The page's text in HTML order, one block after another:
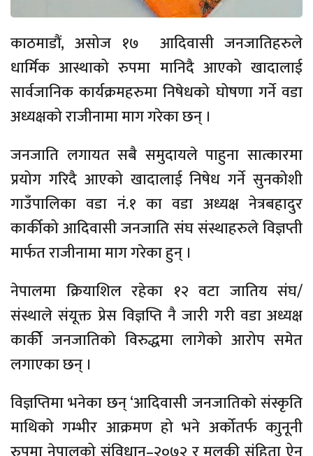
काठमाडौं, असोज १७ आदिवासी जनजातिहरुले
धार्मिक आस्थाको रुपमा मानिदै आएको खादालाई
सार्वजानिक कार्यक्रमहरुमा निषेधको घोषणा गर्ने वडा
अध्यक्षको राजीनामा माग गरेका छन् ।
जनजाति लगायत सबै समुदायले पाहुना सात्कारमा
प्रयोग गरिदै आएको खादालाई निषेध गर्ने सुनकोशी
गाउँपालिका वडा नं.१ का वडा अध्यक्ष नेत्रबहादुर
कार्कीको आदिवासी जनजाति संघ संस्थाहरुले विज्ञप्ती
मार्फत राजीनामा माग गरेका हुन् ।
नेपालमा क्रियाशिल रहेका १२ वटा जातिय संघ/
संस्थाले संयूक्त प्रेस विज्ञप्ति नै जारी गरी वडा अध्यक्ष
कार्कीे जनजातिको विरुद्धमा लागेको आरोप समेत
लगाएका छन् ।
विज्ञप्तिमा भनेका छन् ‘आदिवासी जनजातिको संस्कृति
माथिको गम्भीर आक्रमण हो भने अर्कोतर्फ काुनूनी